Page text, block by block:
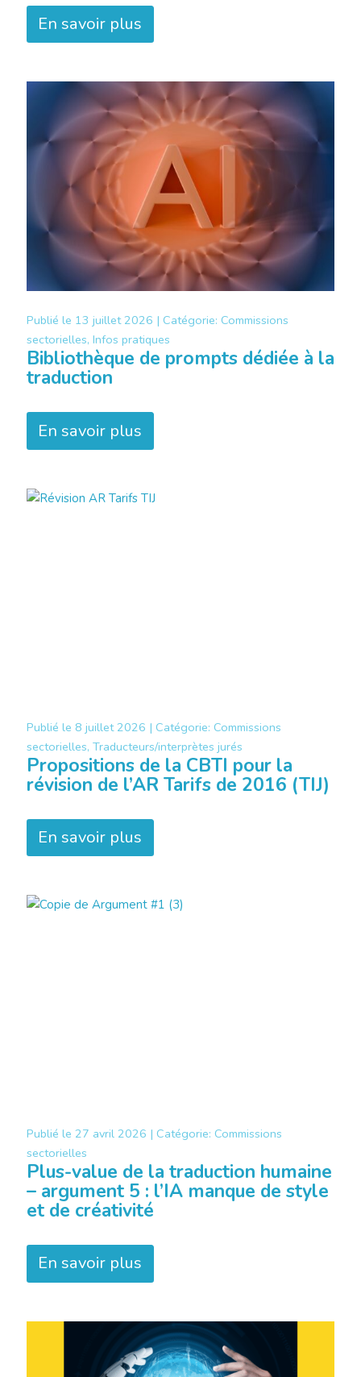
En savoir plus
Publié le 13 juillet 2026 | Catégorie: Commissions
sectorielles, Infos pratiques
Bibliothèque de prompts dédiée à la
traduction
En savoir plus
Publié le 8 juillet 2026 | Catégorie: Commissions
sectorielles, Traducteurs/interprètes jurés
Propositions de la CBTI pour la
révision de l’AR Tarifs de 2016 (TIJ)
En savoir plus
Publié le 27 avril 2026 | Catégorie: Commissions
sectorielles
Plus-value de la traduction humaine
– argument 5 : l’IA manque de style
et de créativité
En savoir plus